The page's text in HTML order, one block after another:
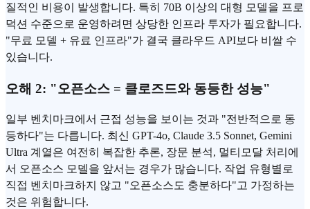
질적인 비용이 발생합니다. 특히 70B 이상의 대형 모델을 프로
덕션 수준으로 운영하려면 상당한 인프라 투자가 필요합니다.
"무료 모델 + 유료 인프라"가 결국 클라우드 API보다 비쌀 수
있습니다.
오해 2: "오픈소스 = 클로즈드와 동등한 성능"
일부 벤치마크에서 근접 성능을 보이는 것과 "전반적으로 동
등하다"는 다릅니다. 최신 GPT-4o, Claude 3.5 Sonnet, Gemini
Ultra 계열은 여전히 복잡한 추론, 장문 분석, 멀티모달 처리에
서 오픈소스 모델을 앞서는 경우가 많습니다. 작업 유형별로
직접 벤치마크하지 않고 "오픈소스도 충분하다"고 가정하는
것은 위험합니다.